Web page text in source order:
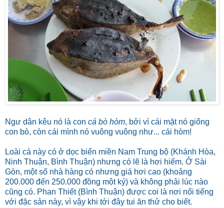
Ngư dân kêu nó là con cá bò hòm, bởi vì cái mặt nó giống
con bò, còn cái mình nó vuông vuông như... cái hòm!
Loài cá này có ở dọc biển miền Nam Trung bộ (Khánh Hòa,
Ninh Thuận, Bình Thuận) nhưng có lẽ là hơi hiếm. Ở Sài
Gòn, một số nhà hàng có nhưng giá hơi cao (khoảng
200.000 đến 250.000 đồng một ký) và không phải lúc nào
cũng có. Phan Thiết (Bình Thuận) được coi là nơi nổi tiếng
với đặc sản này, vì vậy khi tới đây tui ăn thử cho biết.